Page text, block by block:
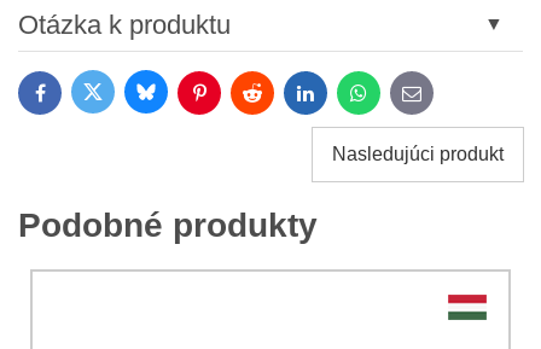
Nový komentár
Názov:
Otázka k produktu
Váš e-mail:*
FacebookTwitter BlueskyPinterestReddit LinkedInWhatsApp
E-
mail
Nasledujúci produkt
Podobné produkty